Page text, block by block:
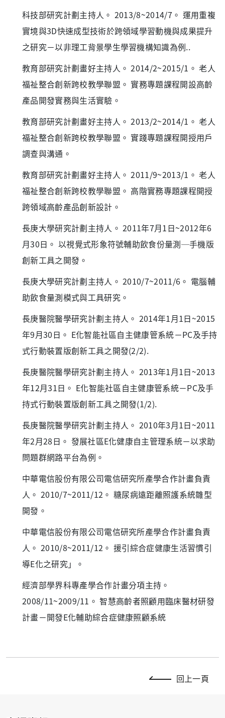
科技部研究計劃主持人。 2013/8~2014/7。 運用重複
實境與3D快速成型技術於跨領域學習動機與成果提升
之研究－以非理工背景學生學習機構知識為例..
教育部研究計劃畫好主持人。 2014/2~2015/1。 老人
福祉整合創新跨校教學聯盟。 實務專題課程開設高齡
產品開發實務與生活實驗。
教育部研究計劃畫好主持人。 2013/2~2014/1。 老人
福祉整合創新跨校教學聯盟。 實踐專題課程開授用戶
調查與溝通。
教育部研究計劃畫好主持人。 2011/9~2013/1。 老人
福祉整合創新跨校教學聯盟。 高階實務專題課程開授
跨領域高齡產品創新設計。
長庚大學研究計劃主持人。 2011年7月1日~2012年6
月30日。 以視覺式形象符號輔助飲食份量測─手機版
創新工具之開發。
長庚大學研究計劃主持人。 2010/7~2011/6。 電腦輔
助飲食量測模式與工具研究。
長庚醫院醫學研究計劃主持人。 2014年1月1日~2015
年9月30日。 E化智能社區自主健康管系統－PC及手持
式行動裝置版創新工具之開發(2/2).
長庚醫院醫學研究計劃主持人。 2013年1月1日~2013
年12月31日。 E化智能社區自主健康管系統－PC及手
持式行動裝置版創新工具之開發(1/2).
長庚醫院醫學研究計劃主持人。 2010年3月1日~2011
年2月28日。 發展社區E化健康自主管理系統－以求助
問題群網路平台為例。
中華電信股份有限公司電信研究所產學合作計畫負責
人。 2010/7~2011/12。 糖尿病遠距離照護系統雛型
開發。
中華電信股份有限公司電信研究所產學合作計畫負責
人。 2010/8~2011/12。 援引綜合症健康生活習慣引
導E化之研究」。
經濟部學界科專產學合作計畫分項主持。
2008/11~2009/11。 智慧高齡者照顧用臨床醫材研發
計畫－開發E化輔助綜合症健康照顧系統
回上一頁